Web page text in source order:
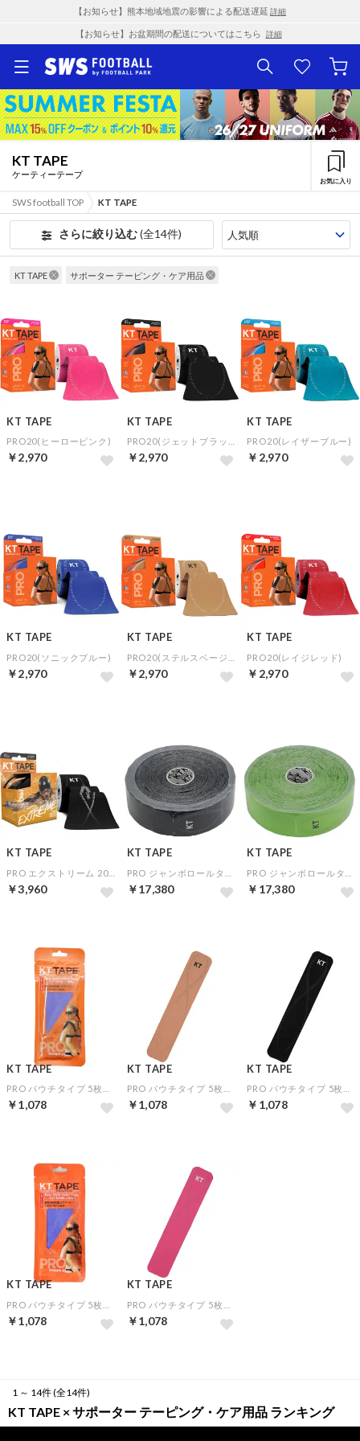
【お知らせ】熊本地域地震の影響による配送遅延 詳細
【お知らせ】お盆期間の配送についてはこちら 詳細
KT TAPE
ケーティーテープ
お気に入り
SWS football TOP KT TAPE
さらに絞り込む(全14件)
KT TAPE サポーター テーピング・ケア用品
KT TAPE
PRO20(ヒーローピンク)
￥2,970
KT TAPE
￥2,970
KT TAPE
PRO20(レイザーブルー)
￥2,970
KT TAPE
PRO20(ソニックブルー)
￥2,970
KT TAPE
￥2,970
KT TAPE
PRO20(レイジレッド)
￥2,970
KT TAPE
PRO エクストリーム 20枚入り(ブラック)
￥3,960
KT TAPE
￥17,380
KT TAPE
￥17,380
KT TAPE
￥1,078
KT TAPE
￥1,078
KT TAPE
￥1,078
KT TAPE
￥1,078
KT TAPE
￥1,078
1 ～ 14件 (全14件)
KT TAPE × サポーター テーピング・ケア用品 ランキング